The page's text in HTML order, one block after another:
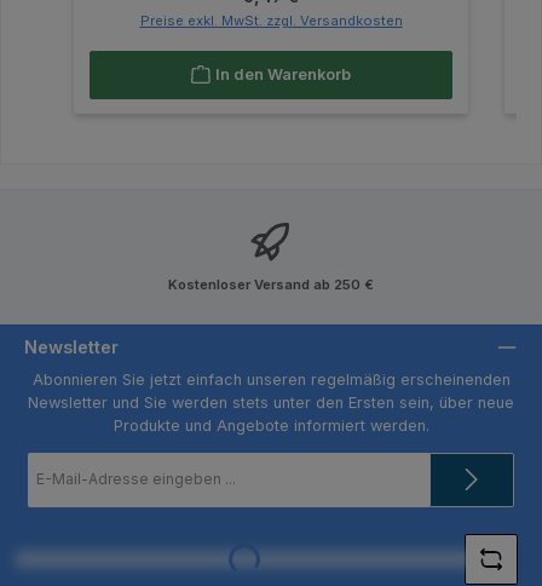
Preise exkl. MwSt. zzgl. Versandkosten
In den Warenkorb
Kostenloser Versand ab 250 €
Newsletter
Abonnieren Sie jetzt einfach unseren regelmäßig erscheinenden
Newsletter und Sie werden stets unter den Ersten sein, über neue
Produkte und Angebote informiert werden.
Mail-
Loading...